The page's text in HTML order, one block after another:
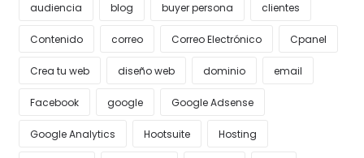
audiencia blog buyer persona clientes
Contenido correo Correo Electrónico Cpanel
Crea tu web diseño web dominio email
Facebook google Google Adsense
Google Analytics Hootsuite Hosting